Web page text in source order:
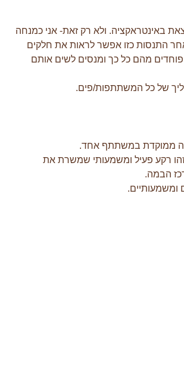
באינטראקציה. ולא רק זאת- אני כמנחה
התנסות כזו אפשר לראות את חלקים
מהם כל כך ומנסים לשים אותם
של כל המשתתפות/פים.
ממוקדת במשתתף אחד.
רקע פעיל ומשמעותי שמשרת את
הבמה.
ומשמעותיים.